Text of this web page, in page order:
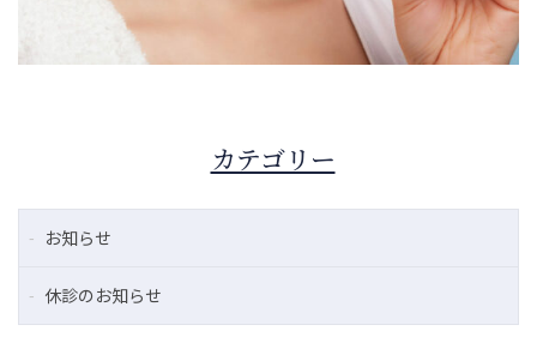
カテゴリー
お知らせ
休診のお知らせ